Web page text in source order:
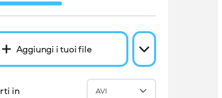
Aggiungi i tuoi file
in AVI